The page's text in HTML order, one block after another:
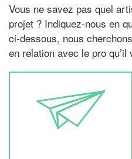
Vous ne savez pas quel
projet ? Indiquez-nous en
ci-dessous, nous
en relation avec le pro qu’il